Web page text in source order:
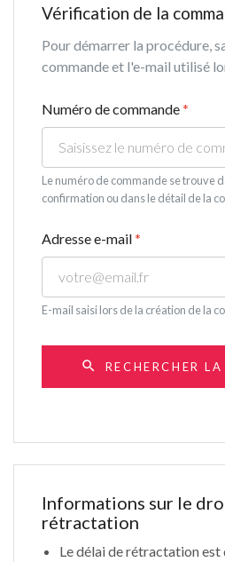
Vérification de la
Pour démarrer la procédure,
commande et l'e-mail utilisé
Numéro de commande*
Le numéro de commande se trouve
confirmation ou dans le détail de la
Adresse e-mail*
E-mail saisi lors de la création de la
search RECHERCHER
Informations sur le
rétractation
Le délai de rétractation